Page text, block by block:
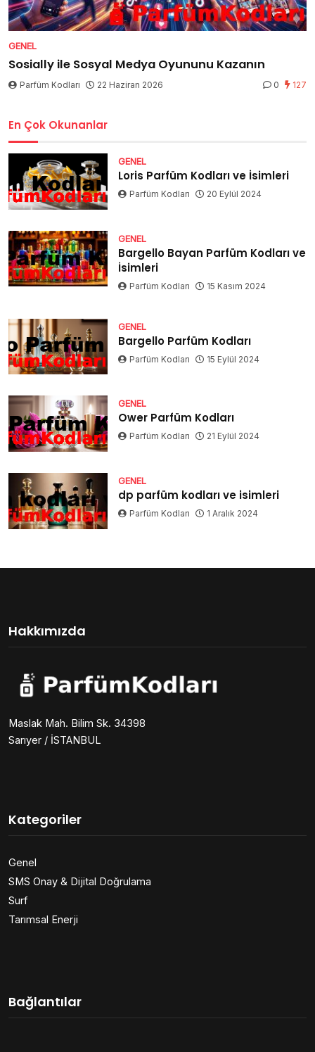
GENEL
Sosially ile Sosyal Medya Oyununu Kazanın
Parfüm Kodları 22 Haziran 2026 0 127
En Çok Okunanlar
GENEL
Loris Parfüm Kodları ve İsimleri
Parfüm Kodları 20 Eylül 2024
GENEL
Bargello Bayan Parfüm Kodları ve
İsimleri
Parfüm Kodları 15 Kasım 2024
GENEL
Bargello Parfüm Kodları
Parfüm Kodları 15 Eylül 2024
GENEL
Ower Parfüm Kodları
Parfüm Kodları 21 Eylül 2024
GENEL
dp parfüm kodları ve isimleri
Parfüm Kodları 1 Aralık 2024
Hakkımızda
Maslak Mah. Bilim Sk. 34398
Sarıyer / İSTANBUL
Kategoriler
Genel
SMS Onay & Dijital Doğrulama
Surf
Tarımsal Enerji
Bağlantılar